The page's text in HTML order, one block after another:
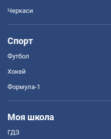
Черкаси
Спорт
Футбол
Хокей
Формула-1
Моя школа
ГДЗ